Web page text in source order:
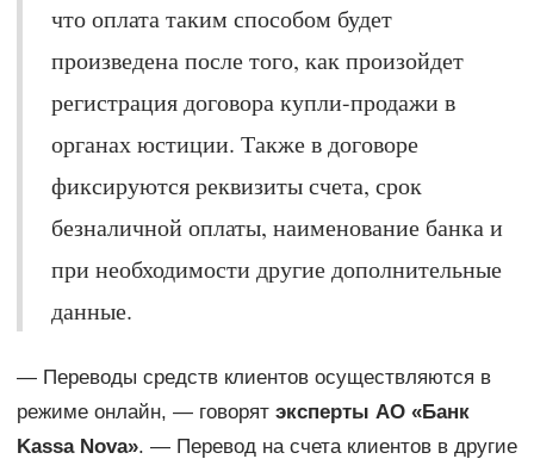
что оплата таким способом будет
произведена после того, как произойдет
регистрация договора купли-продажи в
органах юстиции. Также в договоре
фиксируются реквизиты счета, срок
безналичной оплаты, наименование банка и
при необходимости другие дополнительные
данные.
— Переводы средств клиентов осуществляются в
режиме онлайн, — говорят эксперты АО «Банк
Kassa Nova». — Перевод на счета клиентов в другие